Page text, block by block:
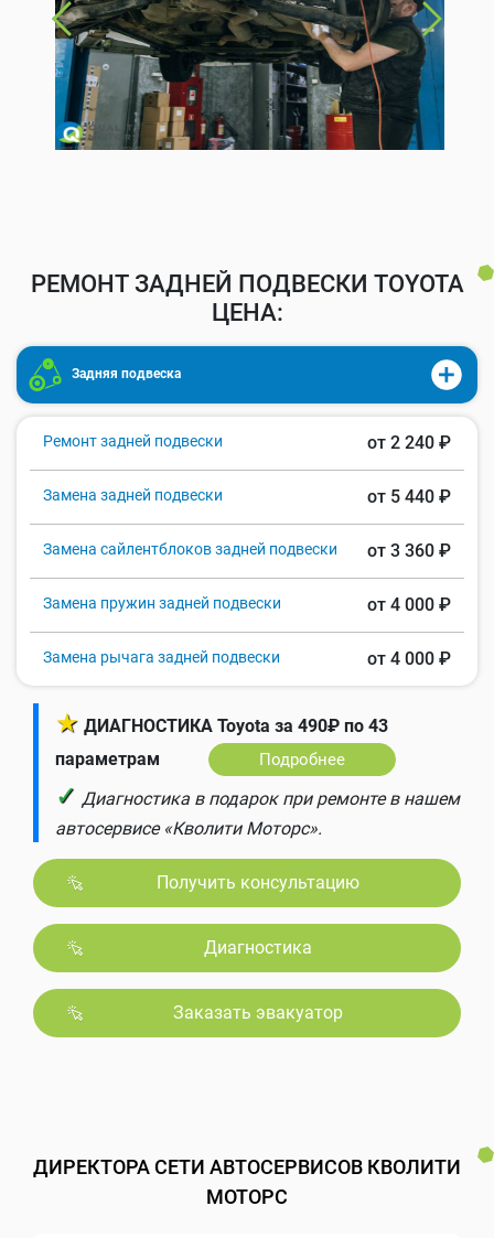
РЕМОНТ ЗАДНЕЙ ПОДВЕСКИ TOYOTA
ЦЕНА:
Задняя подвеска
Ремонт задней подвески от 2 240 ₽
Замена задней подвески от 5 440 ₽
Замена сайлентблоков задней подвески от 3 360 ₽
Замена пружин задней подвески от 4 000 ₽
Замена рычага задней подвески от 4 000 ₽
★ ДИАГНОСТИКА Toyota за 490₽ по 43
параметрам
Подробнее
✓ Диагностика в подарок при ремонте в нашем
автосервисе «Кволити Моторс».
Получить консультацию
Диагностика
Заказать эвакуатор
ДИРЕКТОРА СЕТИ АВТОСЕРВИСОВ КВОЛИТИ
МОТОРС